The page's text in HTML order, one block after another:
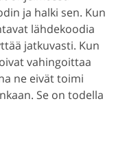
ja halki sen. Kun
lähdekoodia
jatkuvasti. Kun
vahingoittaa
ne eivät toimi
Se on todella